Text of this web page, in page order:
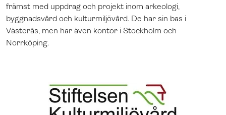
främst med uppdrag och projekt inom arkeologi,
byggnadsvård och kulturmiljövård. De har sin bas i
Västerås, men har även kontor i Stockholm och
Norrköping.